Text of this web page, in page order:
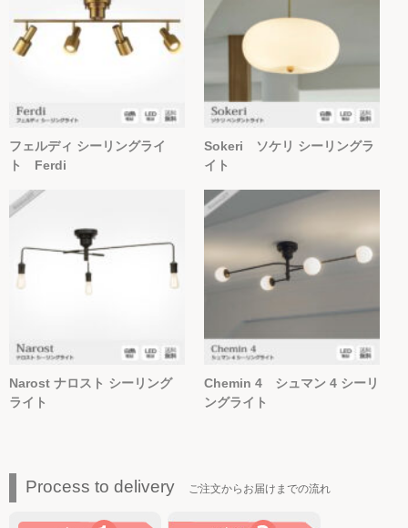
フェルディ シーリングライ
ト Ferdi
Sokeri ソケリ シーリングラ
イト
Narost ナロスト シーリング
ライト
Chemin 4 シュマン 4 シーリ
ングライト
Process to delivery ご注文からお届けまでの流れ